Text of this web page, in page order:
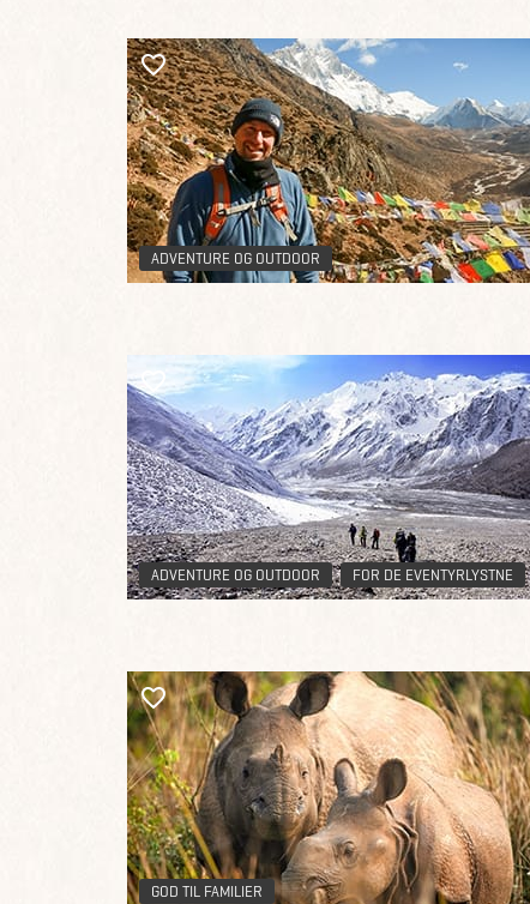
ADVENTURE OG OUTDOOR
ADVENTURE OG OUTDOOR FOR DE EVENTYRLYSTNE
GOD TIL FAMILIER